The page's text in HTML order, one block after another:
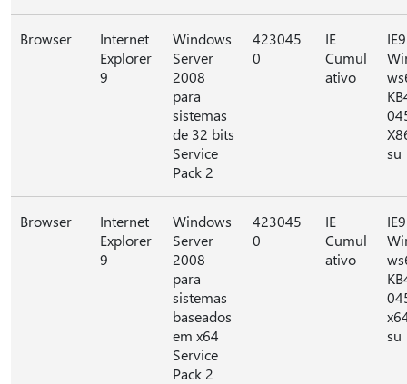
Browser
Internet
Explorer
9
Windows
Server
2008
para
sistemas
de 32 bits
Service
Pack 2
423045
0
IE
Cumul
ativo
su
Browser
Internet
Explorer
9
Windows
Server
2008
para
sistemas
baseados
em x64
Service
Pack 2
423045
0
IE
Cumul
ativo
su